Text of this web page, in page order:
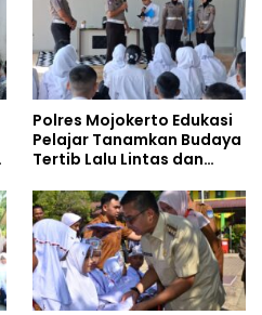
Polres Mojokerto Edukasi
Pelajar Tanamkan Budaya
Tertib Lalu Lintas dan